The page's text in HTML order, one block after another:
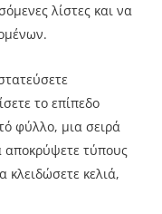
λίστες και να
το επίπεδο
φύλλο, μια σειρά
αποκρύψετε τύπους
κλειδώσετε κελιά,